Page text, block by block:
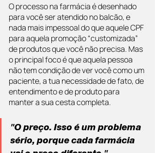
O processo na farmácia é desenhado
para você ser atendido no balcão, e
nada mais impessoal do que aquele CPF
para aquela promoção “customizada”
de produtos que você não precisa. Mas
o principal foco é que aquela pessoa
não tem condição de ver você como um
paciente, a tua necessidade de fato, de
entendimento e de produto para
manter a sua cesta completa.
"O preço. Isso é um problema
sério, porque cada farmácia